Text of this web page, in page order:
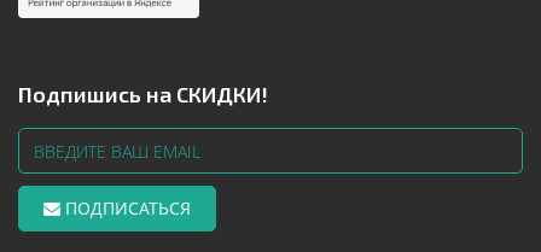
Подпишись на СКИДКИ!
ПОДПИСАТЬСЯ